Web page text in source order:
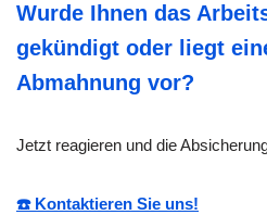
Wurde Ihnen das
gekündigt oder liegt
Abmahnung vor?
Jetzt reagieren und die
☎️ Kontaktieren Sie uns!